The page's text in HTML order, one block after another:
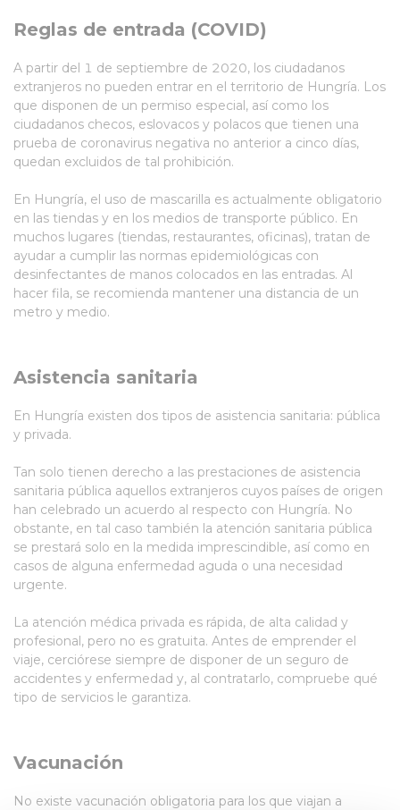
Reglas de entrada (COVID)
A partir del 1 de septiembre de 2020, los ciudadanos
extranjeros no pueden entrar en el territorio de Hungría. Los
que disponen de un permiso especial, así como los
ciudadanos checos, eslovacos y polacos que tienen una
prueba de coronavirus negativa no anterior a cinco días,
quedan excluidos de tal prohibición.
En Hungría, el uso de mascarilla es actualmente obligatorio
en las tiendas y en los medios de transporte público. En
muchos lugares (tiendas, restaurantes, oficinas), tratan de
ayudar a cumplir las normas epidemiológicas con
desinfectantes de manos colocados en las entradas. Al
hacer fila, se recomienda mantener una distancia de un
metro y medio.
Asistencia sanitaria
En Hungría existen dos tipos de asistencia sanitaria: pública
y privada.
Tan solo tienen derecho a las prestaciones de asistencia
sanitaria pública aquellos extranjeros cuyos países de origen
han celebrado un acuerdo al respecto con Hungría. No
obstante, en tal caso también la atención sanitaria pública
se prestará solo en la medida imprescindible, así como en
casos de alguna enfermedad aguda o una necesidad
urgente.
La atención médica privada es rápida, de alta calidad y
profesional, pero no es gratuita. Antes de emprender el
viaje, cerciórese siempre de disponer de un seguro de
accidentes y enfermedad y, al contratarlo, compruebe qué
tipo de servicios le garantiza.
Vacunación
No existe vacunación obligatoria para los que viajan a